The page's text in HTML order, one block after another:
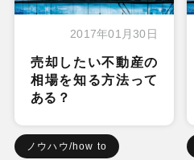
2017年01月30日
売却したい不動産の
相場を知る方法って
ある？
ノウハウ/how to